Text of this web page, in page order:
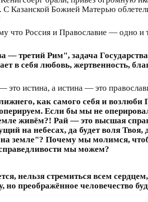
Казанской Божией Матерью
что Россия и Православие — одно
третий Рим", задача
в себя любовь, жертвенность,
истина, а истина — это
как самого себя и возлюби
Если бы мы не
живём?! Рай — это высшая
на небесах, да будет воля Твоя,
земле"? Почему мы молимся,
мы можем?
нельзя стремиться всем
преображённое человечество